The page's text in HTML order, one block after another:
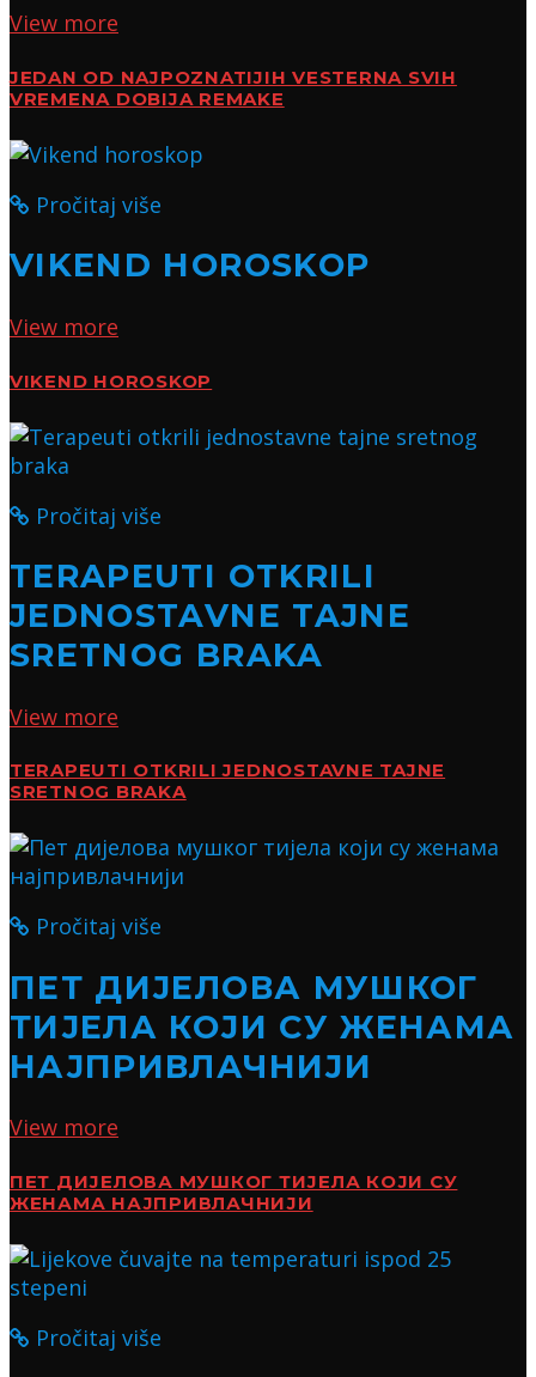
View more
JEDAN OD NAJPOZNATIJIH VESTERNA SVIH
VREMENA DOBIJA REMAKE
Pročitaj više
VIKEND HOROSKOP
View more
VIKEND HOROSKOP
Pročitaj više
TERAPEUTI OTKRILI
JEDNOSTAVNE TAJNE
SRETNOG BRAKA
View more
TERAPEUTI OTKRILI JEDNOSTAVNE TAJNE
SRETNOG BRAKA
Pročitaj više
ПЕТ ДИЈЕЛОВА МУШКОГ
ТИЈЕЛА КОЈИ СУ ЖЕНАМА
НАЈПРИВЛАЧНИЈИ
View more
ПЕТ ДИЈЕЛОВА МУШКОГ ТИЈЕЛА КОЈИ СУ
ЖЕНАМА НАЈПРИВЛАЧНИЈИ
Pročitaj više